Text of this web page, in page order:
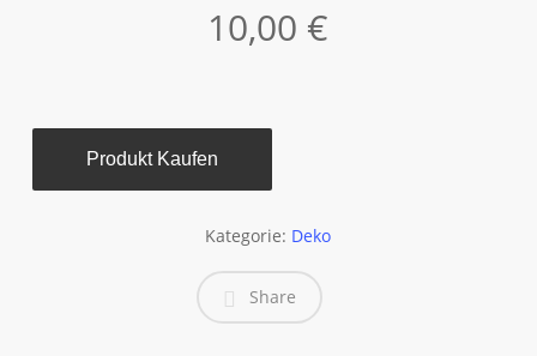
10,00 €
Produkt Kaufen
Kategorie: Deko
Share